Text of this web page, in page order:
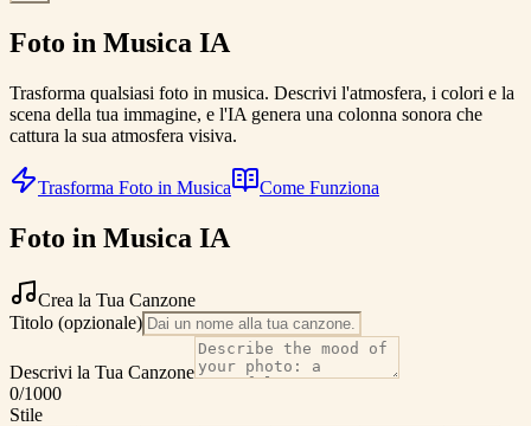
Foto in Musica IA
Trasforma qualsiasi foto in musica. Descrivi l'atmosfera, i colori e la
scena della tua immagine, e l'IA genera una colonna sonora che
cattura la sua atmosfera visiva.
Trasforma Foto in Musica Come Funziona
Foto in Musica IA
Crea la Tua Canzone
Titolo (opzionale)
Descrivi la Tua Canzone
0/1000
Stile